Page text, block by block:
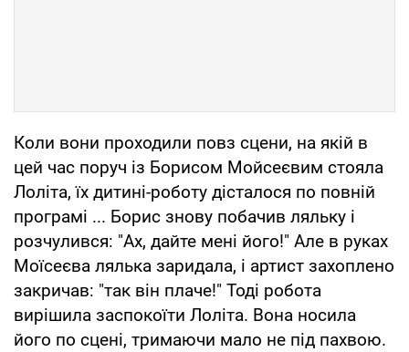
Коли вони проходили повз сцени, на якій в
цей час поруч із Борисом Мойсеєвим стояла
Лоліта, їх дитині-роботу дісталося по повній
програмі ... Борис знову побачив ляльку і
розчулився: "Ах, дайте мені його!" Але в руках
Моїсеєва лялька заридала, і артист захоплено
закричав: "так він плаче!" Тоді робота
вирішила заспокоїти Лоліта. Вона носила
його по сцені, тримаючи мало не під пахвою.